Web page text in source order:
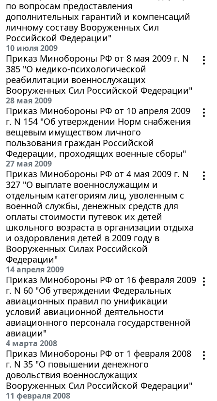
по вопросам предоставления
дополнительных гарантий и компенсаций
личному составу Вооруженных Сил
Российской Федерации"
10 июля 2009
Приказ Минобороны РФ от 8 мая 2009 г. N
385 "О медико-психологической
реабилитации военнослужащих
Вооруженных Сил Российской Федерации"
28 мая 2009
Приказ Минобороны РФ от 10 апреля 2009
г. N 154 "Об утверждении Норм снабжения
вещевым имуществом личного
пользования граждан Российской
Федерации, проходящих военные сборы"
27 мая 2009
Приказ Минобороны РФ от 4 мая 2009 г. N
327 "О выплате военнослужащим и
отдельным категориям лиц, уволенным с
военной службы, денежных средств для
оплаты стоимости путевок их детей
школьного возраста в организации отдыха
и оздоровления детей в 2009 году в
Вооруженных Силах Российской
Федерации"
14 апреля 2009
Приказ Минобороны РФ от 16 февраля 2009
г. N 60 "Об утверждении Федеральных
авиационных правил по унификации
условий авиационной деятельности
авиационного персонала государственной
авиации"
4 марта 2008
Приказ Минобороны РФ от 1 февраля 2008
г. N 35 "О повышении денежного
довольствия военнослужащих
Вооруженных Сил Российской Федерации"
11 февраля 2008